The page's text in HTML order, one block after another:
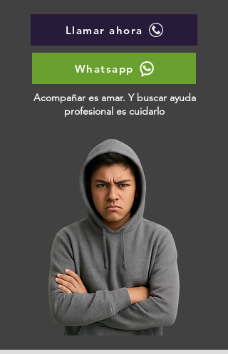
Llamar ahora
Whatsapp
Acompañar es amar. Y buscar ayuda
profesional es cuidarlo